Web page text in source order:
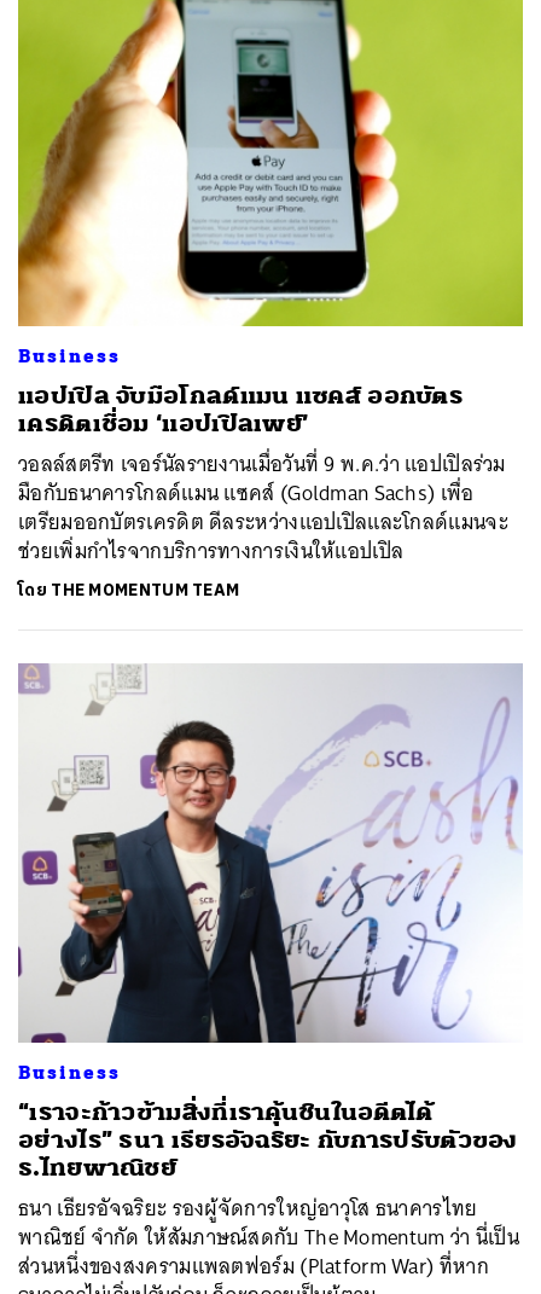
Business
แอปเปิล จับมือโกลด์แมน แซคส์ ออกบัตร
เครดิตเชื่อม ‘แอปเปิลเพย์’
วอลล์สตรีท เจอร์นัลรายงานเมื่อวันที่ 9 พ.ค.ว่า แอปเปิลร่วม
มือกับธนาคารโกลด์แมน แซคส์ (Goldman Sachs) เพื่อ
เตรียมออกบัตรเครดิต ดีลระหว่างแอปเปิลและโกลด์แมนจะ
ช่วยเพิ่มกำไรจากบริการทางการเงินให้แอปเปิล
โดย THE MOMENTUM TEAM
Business
“เราจะก้าวข้ามสิ่งที่เราคุ้นชินในอดีตได้
อย่างไร” ธนา เธียรอัจฉริยะ กับการปรับตัวของ
ธ.ไทยพาณิชย์
ธนา เธียรอัจฉริยะ รองผู้จัดการใหญ่อาวุโส ธนาคารไทย
พาณิชย์ จำกัด ให้สัมภาษณ์สดกับ The Momentum ว่า นี่เป็น
ส่วนหนึ่งของสงครามแพลตฟอร์ม (Platform War) ที่หาก